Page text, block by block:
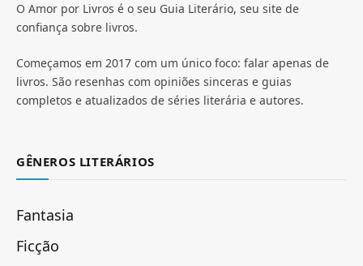
O Amor por Livros é o seu Guia Literário, seu site de
confiança sobre livros.
Começamos em 2017 com um único foco: falar apenas de
livros. São resenhas com opiniões sinceras e guias
completos e atualizados de séries literária e autores.
GÊNEROS LITERÁRIOS
Fantasia
Ficção